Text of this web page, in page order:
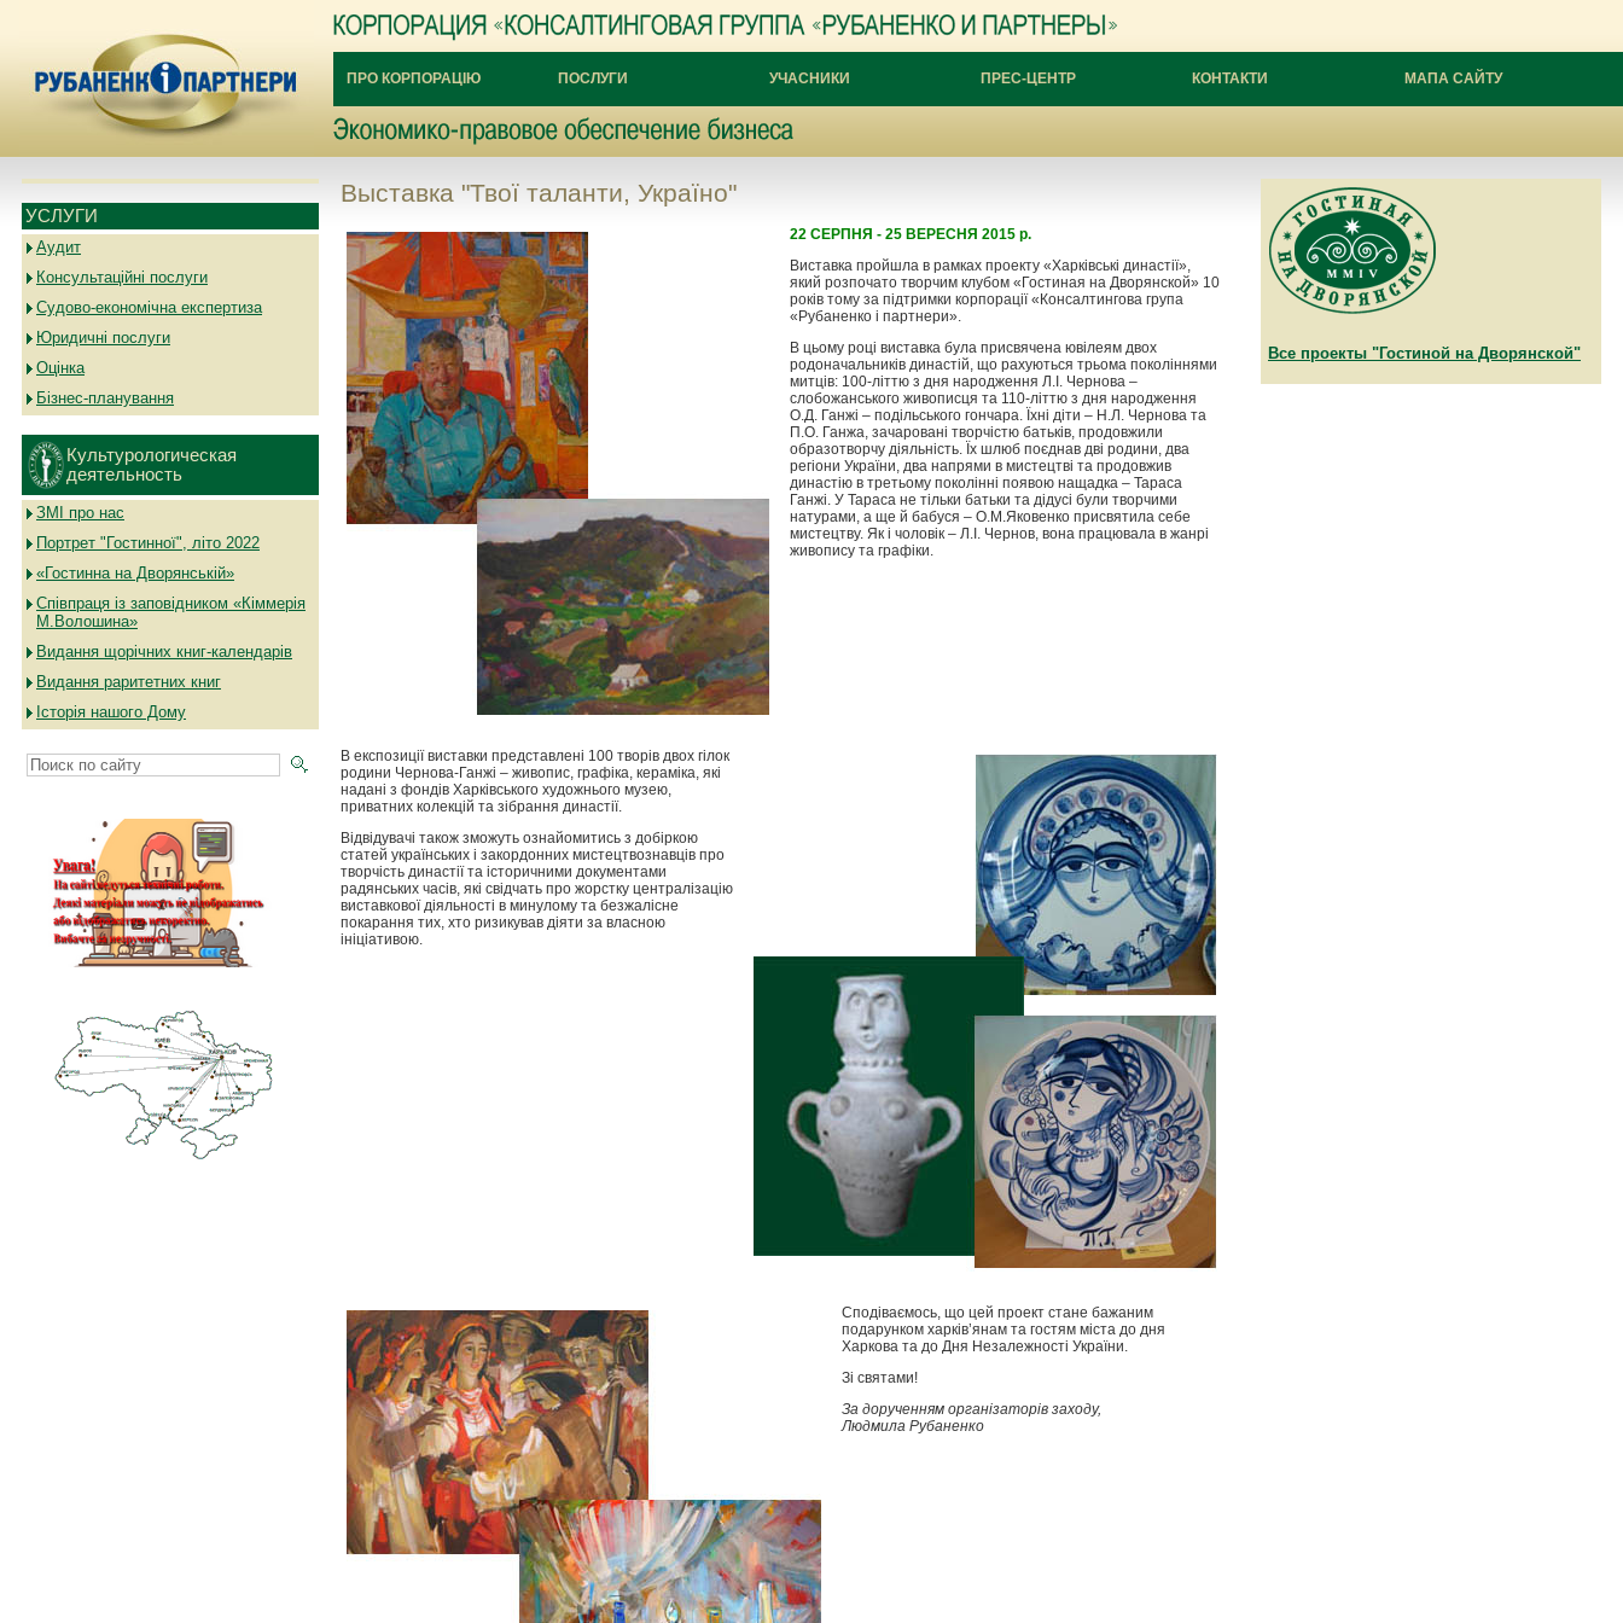
ПРО КОРПОРАЦІЮ ПОСЛУГИ УЧАСНИКИ ПРЕС-ЦЕНТР КОНТАКТИ МАПА САЙТУ
УСЛУГИ
Аудит
Консультаційні послуги
Судово-економічна експертиза
Юридичні послуги
Оцінка
Бізнес-планування
Культурологическая
деятельность
ЗМІ про нас
Портрет "Гостинної", літо 2022
«Гостинна на Дворянській»
Співпраця із заповідником «Кіммерія
М.Волошина»
Видання щорічних книг-календарів
Видання раритетних книг
Історія нашого Дому
Выставка "Твої таланти, Україно"
22 СЕРПНЯ - 25 ВЕРЕСНЯ 2015 р.
Виставка пройшла в рамках проекту «Харківські династії»,
який розпочато творчим клубом «Гостиная на Дворянской» 10
років тому за підтримки корпорації «Консалтингова група
«Рубаненко і партнери».
В цьому році виставка була присвячена ювілеям двох
родоначальників династій, що рахуються трьома поколіннями
митців: 100-літтю з дня народження Л.І. Чернова –
слобожанського живописця та 110-літтю з дня народження
О.Д. Ганжі – подільського гончара. Їхні діти – Н.Л. Чернова та
П.О. Ганжа, зачаровані творчістю батьків, продовжили
образотворчу діяльність. Їх шлюб поєднав дві родини, два
регіони України, два напрями в мистецтві та продовжив
династію в третьому поколінні появою нащадка – Тараса
Ганжі. У Тараса не тільки батьки та дідусі були творчими
натурами, а ще й бабуся – О.М.Яковенко присвятила себе
мистецтву. Як і чоловік – Л.І. Чернов, вона працювала в жанрі
живопису та графіки.
В експозиції виставки представлені 100 творів двох гілок
родини Чернова-Ганжі – живопис, графіка, кераміка, які
надані з фондів Харківського художнього музею,
приватних колекцій та зібрання династії.
Відвідувачі також зможуть ознайомитись з добіркою
статей українських і закордонних мистецтвознавців про
творчість династії та історичними документами
радянських часів, які свідчать про жорстку централізацію
виставкової діяльності в минулому та безжалісне
покарання тих, хто ризикував діяти за власною
ініціативою.
Сподіваємось, що цей проект стане бажаним
подарунком харків’янам та гостям міста до дня
Харкова та до Дня Незалежності України.
Зі святами!
За дорученням організаторів заходу,
Людмила Рубаненко
Все проекты "Гостиной на Дворянской"